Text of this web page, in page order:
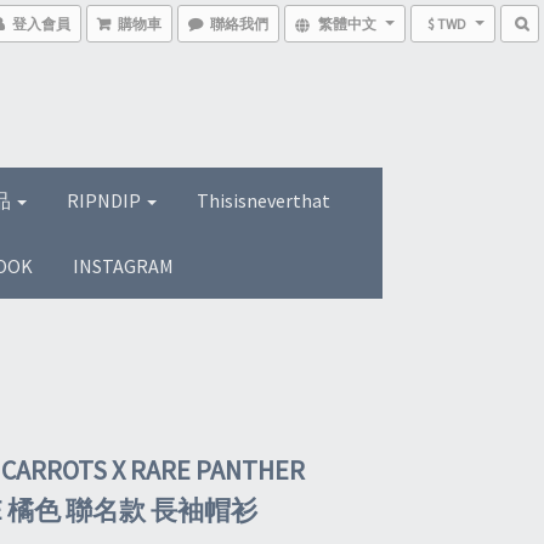
登入會員 購物車 聯絡我們 繁體中文 $ TWD
RIPNDIP Thisisneverthat
INSTAGRAM
X RARE PANTHER
橘色 聯名款 長袖帽衫